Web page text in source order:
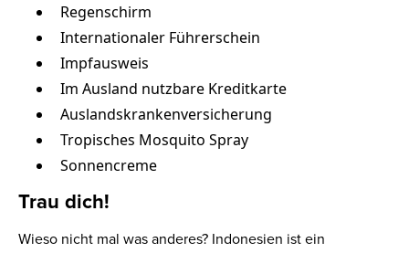
Regenschirm
Internationaler Führerschein
Impfausweis
Im Ausland nutzbare Kreditkarte
Auslandskrankenversicherung
Tropisches Mosquito Spray
Sonnencreme
Trau dich!
Wieso nicht mal was anderes? Indonesien ist ein